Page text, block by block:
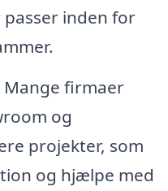
inden for
Mange firmaer
og
projekter, som
og hjælpe med